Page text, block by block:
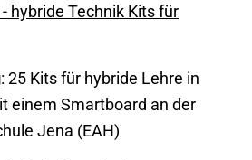
hybride Technik Kits für
: 25 Kits für hybride Lehre in
einem Smartboard an der
Jena (EAH)